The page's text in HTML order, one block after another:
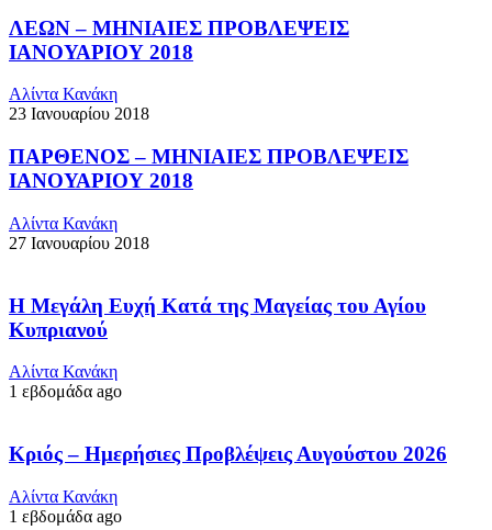
ΛΕΩΝ – ΜΗΝΙΑΙΕΣ ΠΡΟΒΛΕΨΕΙΣ
ΙΑΝΟΥΑΡΙΟΥ 2018
Αλίντα Κανάκη
23 Ιανουαρίου 2018
ΠΑΡΘΕΝΟΣ – ΜΗΝΙΑΙΕΣ ΠΡΟΒΛΕΨΕΙΣ
ΙΑΝΟΥΑΡΙΟΥ 2018
Αλίντα Κανάκη
27 Ιανουαρίου 2018
Η Μεγάλη Ευχή Κατά της Μαγείας του Αγίου
Κυπριανού
Αλίντα Κανάκη
1 εβδομάδα ago
Κριός – Ημερήσιες Προβλέψεις Αυγούστου 2026
Αλίντα Κανάκη
1 εβδομάδα ago